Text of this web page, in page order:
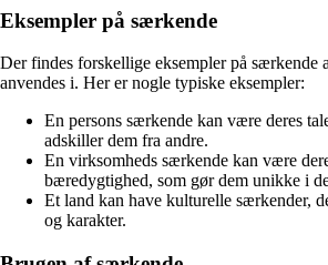
Eksempler på særkende
Der findes forskellige eksempler på særkende
anvendes i. Her er nogle typiske eksempler:
En persons særkende kan være deres
adskiller dem fra andre.
En virksomheds særkende kan være
bæredygtighed, som gør dem unikke i
Et land kan have kulturelle særkender,
og karakter.